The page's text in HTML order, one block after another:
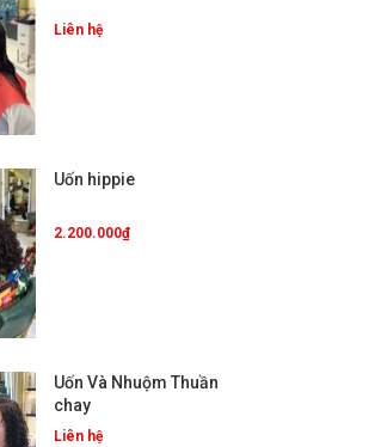
Liên hệ
Uốn hippie
2.200.000₫
Uốn Và Nhuộm Thuần
chay
Liên hệ